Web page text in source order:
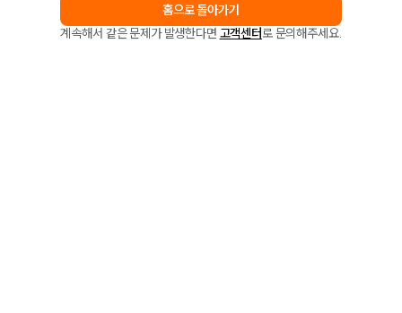
홈으로 돌아가기
계속해서 같은 문제가 발생한다면 고객센터로 문의해주세요.